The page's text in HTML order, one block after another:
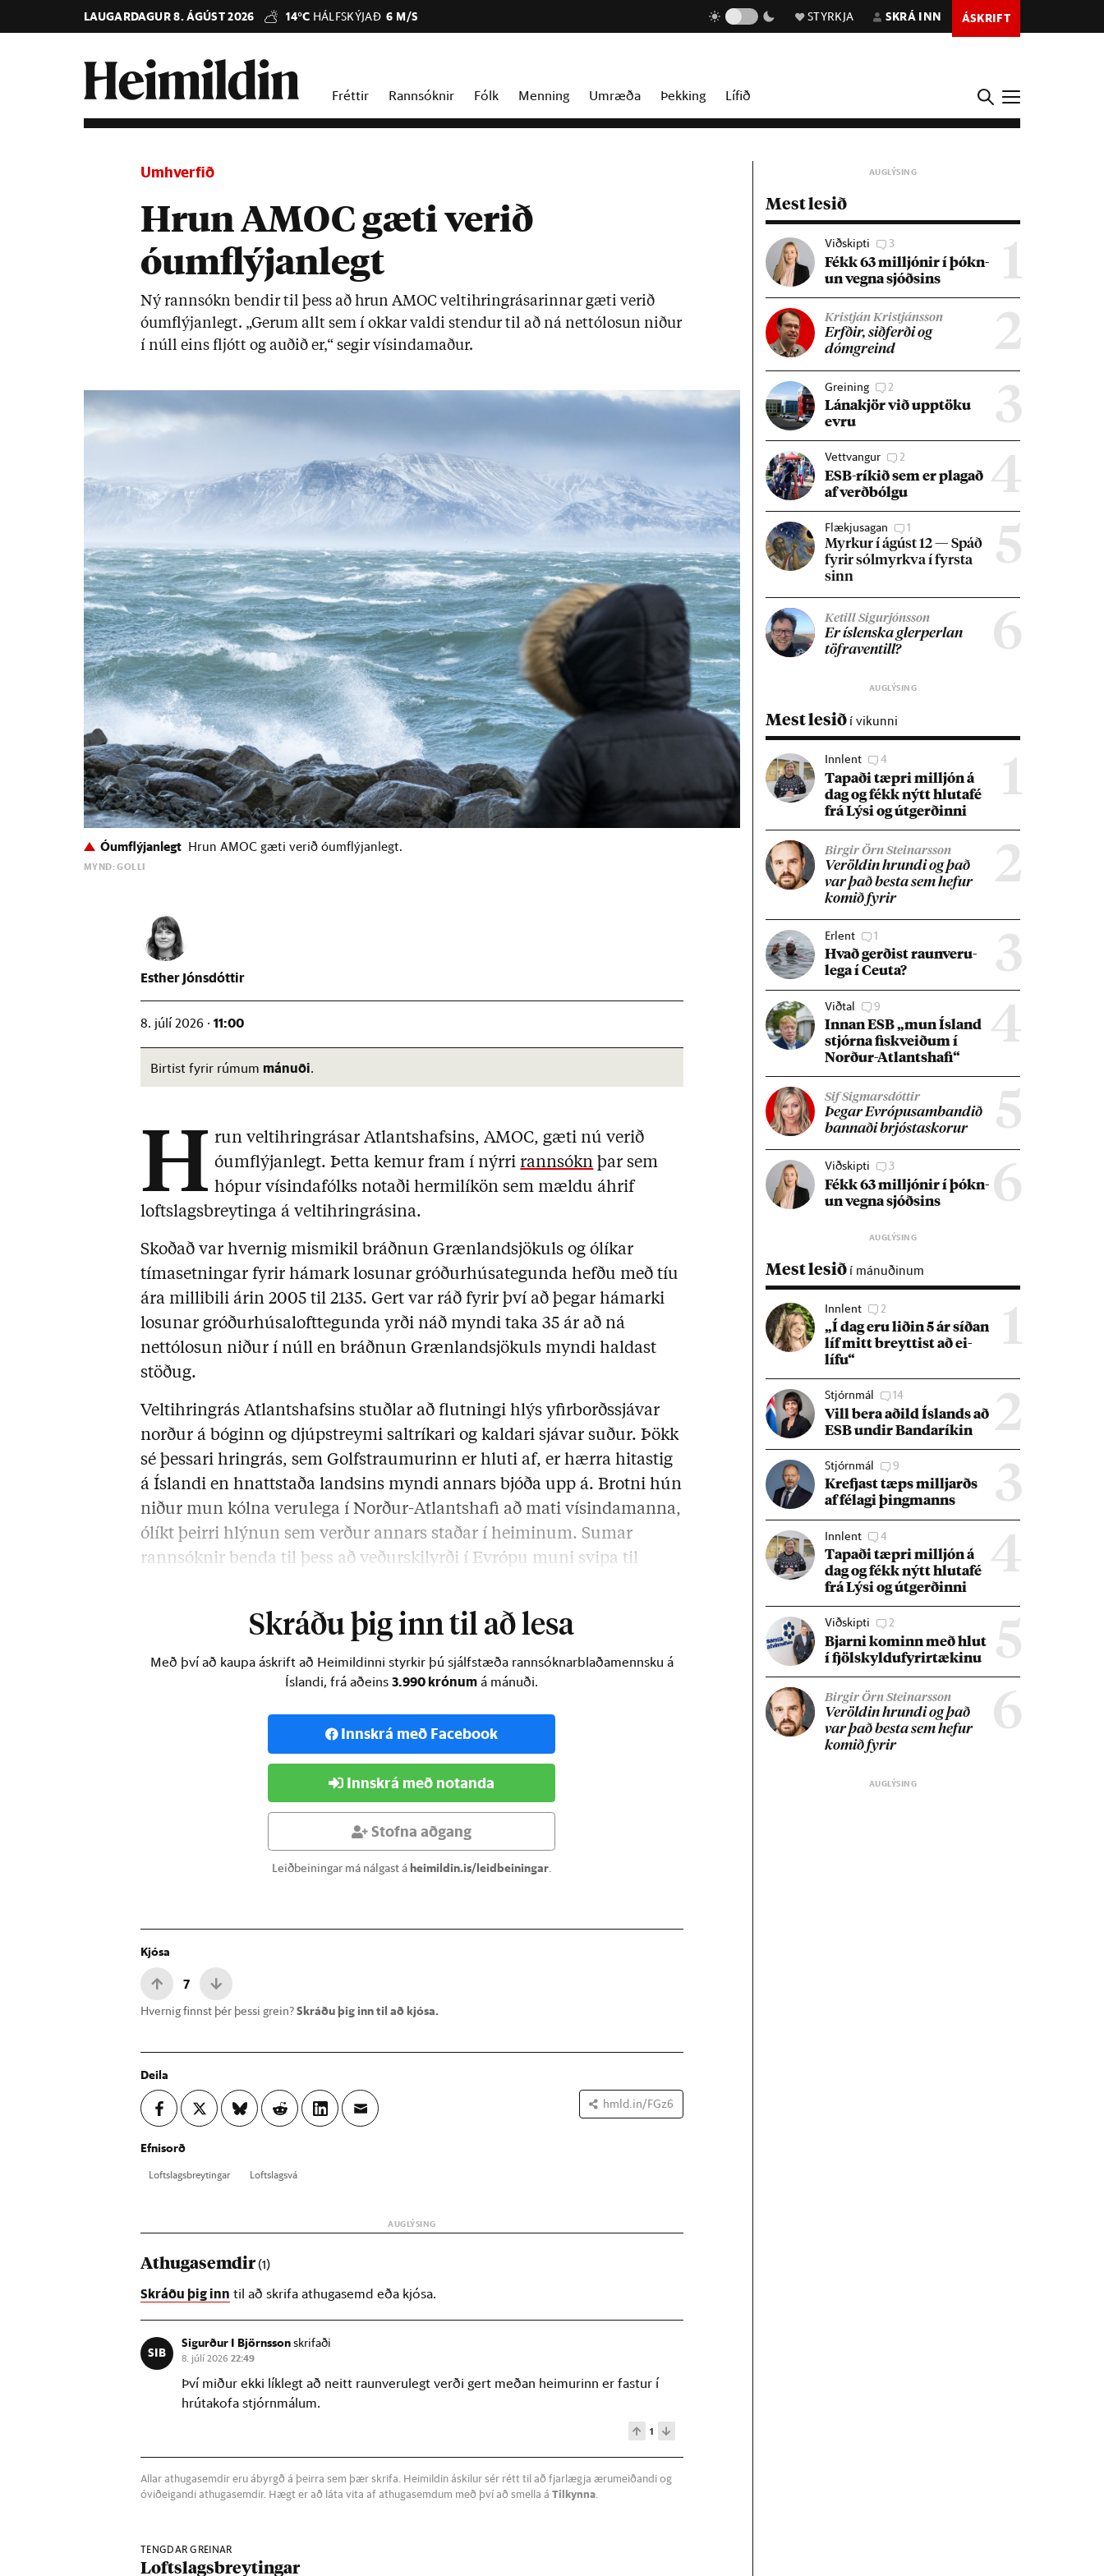
LAUGARDAGUR 8. ÁGÚST 2026 14°C HÁLFSKÝJAÐ 6 M/S STYRKJA SKRÁ INN ÁSKRIFT
Fréttir Rannsóknir Fólk Menning Umræða Þekking Lífið
Umhverfið
Hrun AMOC gæti verið
óumflýjanlegt
Ný rann­sókn bend­ir til þess að hrun AMOC velti­hringrás­ar­inn­ar gæti ver­ið
óumflýj­an­legt. „Ger­um allt sem í okk­ar valdi stend­ur til að ná nettó­los­un nið­ur
í núll eins fljótt og auð­ið er,“ seg­ir vís­inda­mað­ur.
Óumflýjanlegt Hrun AMOC gæti verið óumflýjanlegt.
MYND: GOLLI
Esther Jónsdóttir
8. júlí 2026 ·11:00
Birtist fyrir rúmum mánuði.
H run veltihringrásar Atlantshafsins, AMOC, gæti nú verið
óumflýjanlegt. Þetta kemur fram í nýrrirannsókn þar sem
hópur vísindafólks notaði hermilíkön sem mældu áhrif
loftslagsbreytinga á veltihringrásina.
Skoðað var hvernig mismikil bráðnun Grænlandsjökuls og ólíkar
tímasetningar fyrir hámark losunar gróðurhúsategunda hefðu með tíu
ára millibili árin 2005 til 2135. Gert var ráð fyrir því að þegar hámarki
losunar gróðurhúsalofttegunda yrði náð myndi taka 35 ár að ná
nettólosun niður í núll en bráðnun Grænlandsjökuls myndi haldast
stöðug.
Veltihringrás Atlantshafsins stuðlar að flutningi hlýs yfirborðssjávar
norður á bóginn og djúpstreymi saltríkari og kaldari sjávar suður. Þökk
sé þessari hringrás, sem Golfstraumurinn er hluti af, er hærra hitastig
á Íslandi en hnattstaða landsins myndi annars bjóða upp á. Brotni hún
niður mun kólna verulega í Norður-Atlantshafi að mati vísindamanna,
ólíkt þeirri hlýnun sem verður annars staðar í heiminum. Sumar
rannsóknir benda til þess að veðurskilyrði í Evrópu muni svipa til
Skráðu þig inn til að lesa
Með því að kaupa áskrift að Heimildinni styrkir þú sjálfstæða rannsóknarblaðamennsku á
Íslandi, frá aðeins3.990 krónum á mánuði.
Innskrá með Facebook
Innskrá með notanda
Stofna aðgang
Leiðbeiningar má nálgast áheimildin.is/leidbeiningar.
Kjósa
7
Hvernig finnst þér þessi grein?Skráðu þig inn til að kjósa.
Deila
hmld.in/FGz6
Efnisorð
Lofts­lags­breyt­ing­ar Lofts­lags­vá
Athugasemdir(1)
Skráðu þig inn til að skrifa athugasemd eða kjósa.
SIB
Sigurður I Björnssonskrifaði
8. júlí 202622:49
Því miður ekki líklegt að neitt raunverulegt verði gert meðan heimurinn er fastur í
hrútakofa stjórnmálum.
1
Allar athugasemdir eru ábyrgð á þeirra sem þær skrifa. Heimildin áskilur sér rétt til að fjarlægja ærumeiðandi og
óviðeigandi athugasemdir. Hægt er að láta vita af athugasemdum með því að smella áTilkynna
TENGDAR GREINAR
Loftslagsbreytingar
Mest lesið
1
Viðskipti 3
Fékk 63 millj­ón­ir í þókn­
un vegna sjóðs­ins
2
Kristján Kristjánsson
Erfð­ir, sið­ferði og
dómgreind
3
Greining 2
Lána­kjör við upp­töku
evru
4
Vettvangur 2
ESB-rík­ið sem er plag­að
af verð­bólgu
5
Flækjusagan 1
Myrk­ur í ág­úst 12 — Spáð
fyr­ir sól­myrkva í fyrsta
sinn
6
Ketill Sigurjónsson
Er ís­lenska glerperl­an
töfra­ventill?
Mest lesið í vikunni
1
Innlent 4
Tap­aði tæpri millj­ón á
dag og fékk nýtt hluta­fé
frá Lýsi og út­gerð­inni
2
Birgir Örn Steinarsson
Ver­öld­in hrundi og það
var það besta sem hef­ur
kom­ið fyr­ir
3
Erlent 1
Hvað gerð­ist raun­veru­
lega í Ceuta?
4
Viðtal 9
Inn­an ESB „mun Ís­land
stjórna fisk­veið­um í
Norð­ur-Atlants­hafi“
5
Sif Sigmarsdóttir
Þeg­ar Evr­ópu­sam­band­ið
bann­aði brjósta­skor­ur
6
Viðskipti 3
Fékk 63 millj­ón­ir í þókn­
un vegna sjóðs­ins
Mest lesið í mánuðinum
1
Innlent 2
„Í dag eru lið­in 5 ár síð­an
líf mitt breytt­ist að ei­
lífu“
2
Stjórnmál 14
Vill bera að­ild Ís­lands að
ESB und­ir Banda­rík­in
3
Stjórnmál 9
Krefjast tæps millj­arðs
af fé­lagi þing­manns
4
Innlent 4
Tap­aði tæpri millj­ón á
dag og fékk nýtt hluta­fé
frá Lýsi og út­gerð­inni
5
Viðskipti 2
Bjarni kom­inn með hlut
í fjöl­skyldu­fyr­ir­tæk­inu
6
Birgir Örn Steinarsson
Ver­öld­in hrundi og það
var það besta sem hef­ur
kom­ið fyr­ir